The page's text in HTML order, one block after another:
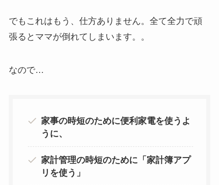
でもこれはもう、仕方ありません。全て全力で頑
張るとママが倒れてしまいます。。
なので…
家事の時短のために便利家電を使うよ
うに、
家計管理の時短のために「家計簿アプ
リを使う」